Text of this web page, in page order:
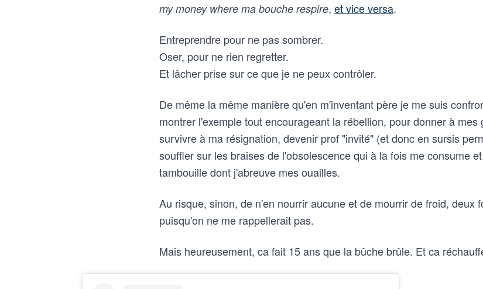
my money where ma bouche respire, et vice versa.
Entreprendre pour ne pas sombrer.
Oser, pour ne rien regretter.
Et lâcher prise sur ce que je ne peux contrôler.
De même la même manière qu'en m'inventant père je me suis
montrer l'exemple tout encourageant la rébellion, pour donner à
survivre à ma résignation, devenir prof "invité" (et donc en sursis
souffler sur les braises de l'obsolescence qui à la fois me consume
tambouille dont j'abreuve mes ouailles.
Au risque, sinon, de n'en nourrir aucune et de mourrir de froid, deux
puisqu'on ne me rappellerait pas.
Mais heureusement, ca fait 15 ans que la bûche brûle. Et ca